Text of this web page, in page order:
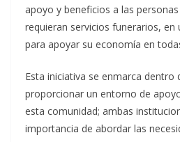
apoyo y beneficios a las
requieran servicios funerarios,
para apoyar su economía en
Esta iniciativa se enmarca dentro
proporcionar un entorno de
esta comunidad; ambas
importancia de abordar las